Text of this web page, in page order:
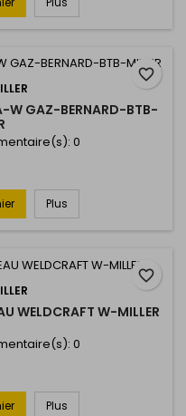
W GAZ-BERNARD-BTB-
0
Plus
favorite_border
WELDCRAFT W-MILLER
0
Plus
favorite_border